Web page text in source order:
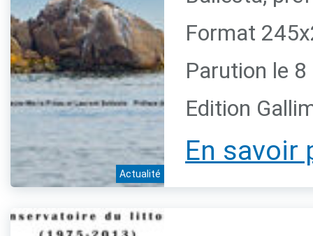
Actualité
Format
Parution le
Edition
En savoir